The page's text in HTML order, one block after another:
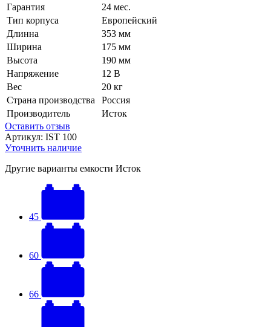
Гарантия
24 мес.
Тип корпуса
Европейский
Длинна
353 мм
Ширина
175 мм
Высота
190 мм
Напряжение
12 В
Вес
20 кг
Страна производства
Россия
Производитель
Исток
Оставить отзыв
Артикул: IST 100
Уточнить наличие
Другие варианты емкости Исток
45
60
66